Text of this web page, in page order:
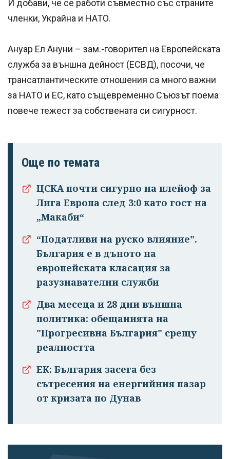
И добави, че се работи съвместно със страните
членки, Украйна и НАТО.
Ануар Ел Ануни – зам.-говорител на Европейската
служба за външна дейност (ЕСВД), посочи, че
трансатлантическите отношения са много важни
за НАТО и ЕС, като същевременно Съюзът поема
повече тежест за собствената си сигурност.
Още по темата
ЦСКА почти сигурно на плейоф за
Лига Европа след 3:0 като гост на
„Макаби“
“Податливи на руско влияние".
България е в дъното на
европейската класация за
разузнавателни служби
Два месеца и 28 дни външна
политика: обещанията на
"Прогресивна България" срещу
реалността
ЕК: България засега без
сътресения на енергийния пазар
от кризата по Дунав